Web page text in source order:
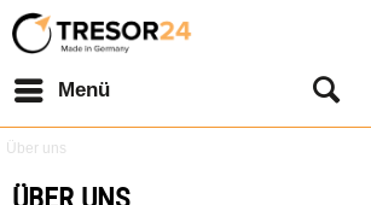
Menü
Über uns